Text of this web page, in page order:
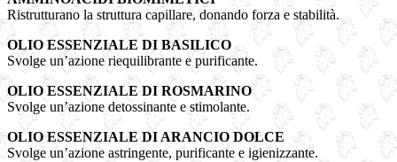
Ristrutturano la struttura capillare, donando forza e stabilità.
OLIO ESSENZIALE DI BASILICO
Svolge un’azione riequilibrante e purificante.
OLIO ESSENZIALE DI ROSMARINO
Svolge un’azione detossinante e stimolante.
OLIO ESSENZIALE DI ARANCIO DOLCE
Svolge un’azione astringente, purificante e igienizzante.